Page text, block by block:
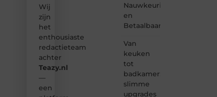
Wij
zijn
het
enthousiaste
redactieteam
achter
Teazy.nl
—
een
Nauwkeurig
en
Betaalbaar
Van
keuken
tot
badkamer:
slimme
upgrades